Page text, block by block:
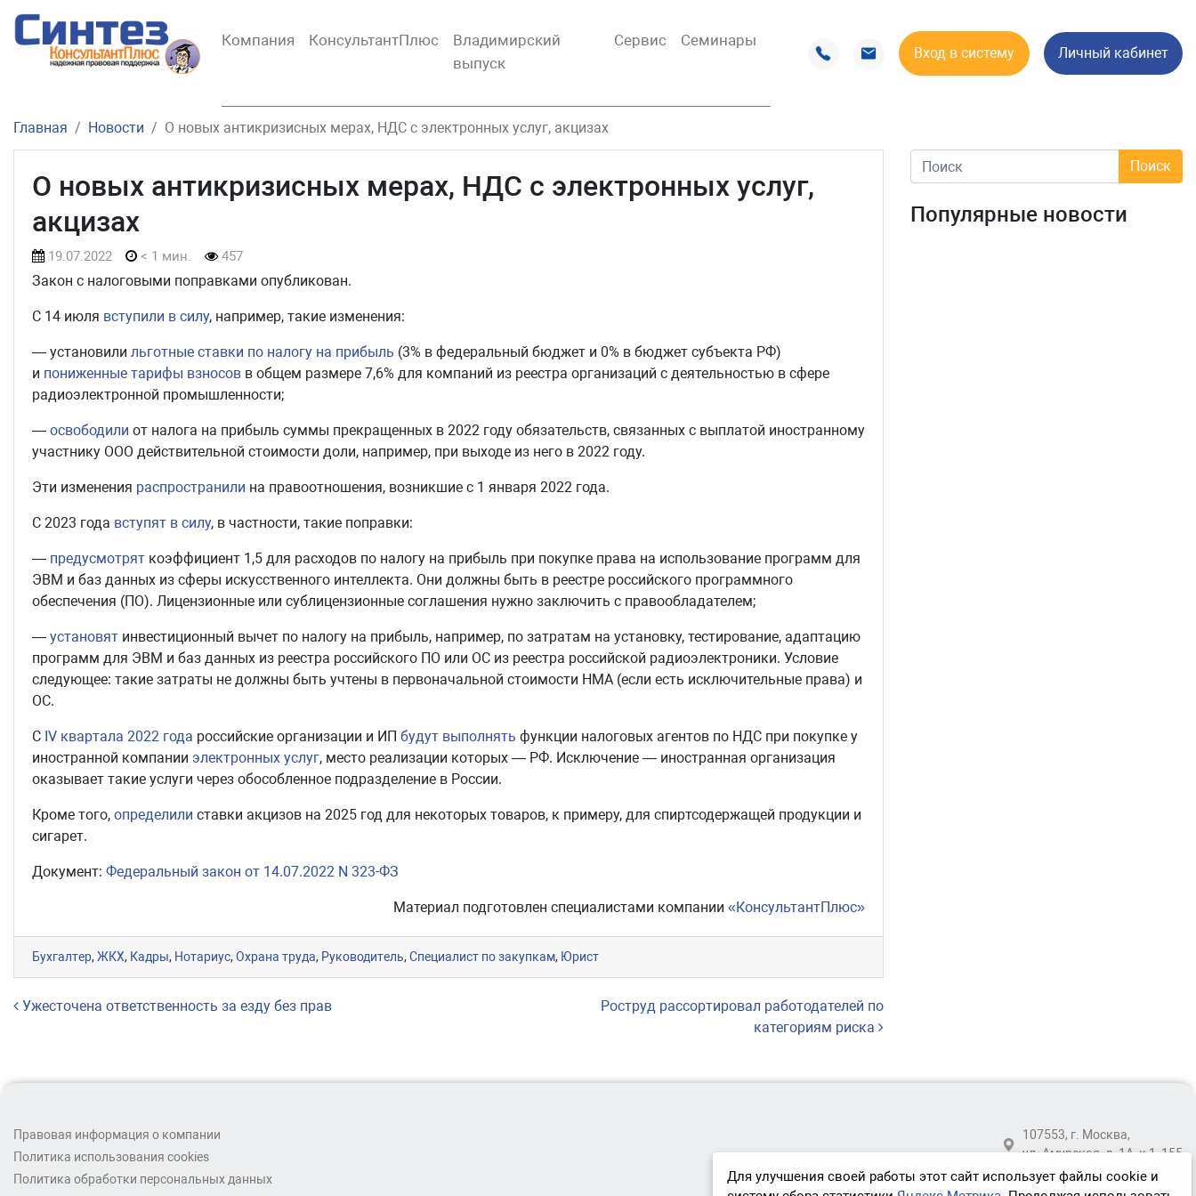
Компания КонсультантПлюс
Владимирский
выпуск
Сервис Семинары
Вход в систему Личный кабинет
Главная Новости О новых антикризисных мерах, НДС с электронных услуг, акцизах
О новых антикризисных мерах, НДС с электронных услуг,
акцизах
19.07.2022 < 1 мин. 457
Закон с налоговыми поправками опубликован.
С 14 июля вступили в силу, например, такие изменения:
— установили льготные ставки по налогу на прибыль (3% в федеральный бюджет и 0% в бюджет субъекта РФ)
и пониженные тарифы взносов в общем размере 7,6% для компаний из реестра организаций с деятельностью в сфере
радиоэлектронной промышленности;
— освободили от налога на прибыль суммы прекращенных в 2022 году обязательств, связанных с выплатой иностранному
участнику ООО действительной стоимости доли, например, при выходе из него в 2022 году.
Эти изменения распространили на правоотношения, возникшие с 1 января 2022 года.
С 2023 года вступят в силу, в частности, такие поправки:
— предусмотрят коэффициент 1,5 для расходов по налогу на прибыль при покупке права на использование программ для
ЭВМ и баз данных из сферы искусственного интеллекта. Они должны быть в реестре российского программного
обеспечения (ПО). Лицензионные или сублицензионные соглашения нужно заключить с правообладателем;
— установят инвестиционный вычет по налогу на прибыль, например, по затратам на установку, тестирование, адаптацию
программ для ЭВМ и баз данных из реестра российского ПО или ОС из реестра российской радиоэлектроники. Условие
следующее: такие затраты не должны быть учтены в первоначальной стоимости НМА (если есть исключительные права) и
ОС.
С IV квартала 2022 года российские организации и ИП будут выполнять функции налоговых агентов по НДС при покупке у
иностранной компании электронных услуг, место реализации которых — РФ. Исключение — иностранная организация
оказывает такие услуги через обособленное подразделение в России.
Кроме того, определили ставки акцизов на 2025 год для некоторых товаров, к примеру, для спиртсодержащей продукции и
сигарет.
Документ: Федеральный закон от 14.07.2022 N 323-ФЗ
Материал подготовлен специалистами компании «КонсультантПлюс»
Бухгалтер,ЖКХ, Кадры, Нотариус,Охрана труда, Руководитель,Специалист по закупкам, Юрист
Навигация по записям
Ужесточена ответственность за езду без прав
Роструд рассортировал работодателей по
категориям риска
Популярные новости
Правовая информация о компании
Политика использования cookies
Политика обработки персональных данных
107553, г. Москва,
ул. Амурская, д. 1А, к 1, 155
Телефон:
Для улучшения своей работы этот сайт использует файлы cookie и